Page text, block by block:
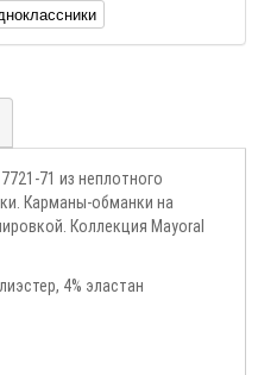
71 из неплотного
Карманы-обманки на
Коллекция Mayoral
4% эластан